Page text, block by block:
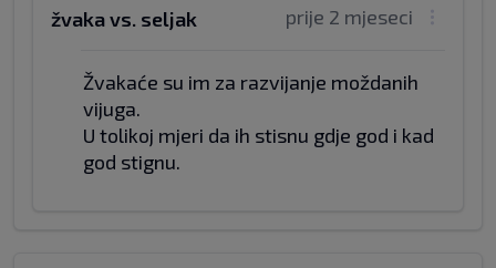
prije 2 mjeseci
žvaka vs. seljak
Žvakaće su im za razvijanje moždanih
vijuga.
U tolikoj mjeri da ih stisnu gdje god i kad
god stignu.